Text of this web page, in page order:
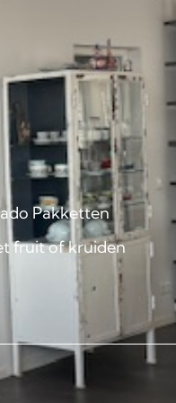
Pakketten
fruit of kruiden